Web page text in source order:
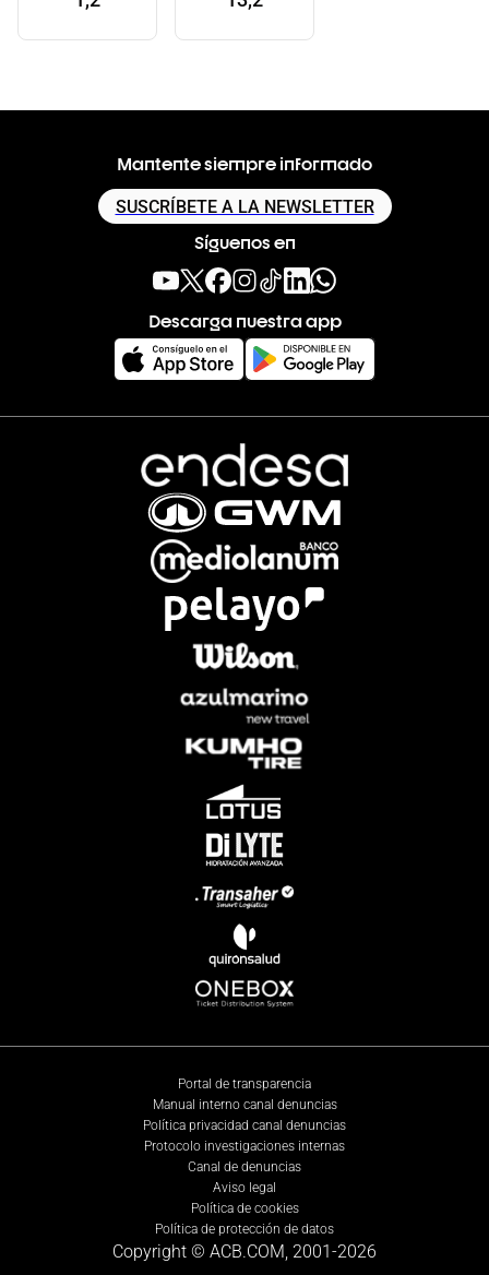
Mantente siempre informado
SUSCRÍBETE A LA NEWSLETTER
Síguenos en
Descarga nuestra app
Portal de transparencia
Manual interno canal denuncias
Política privacidad canal denuncias
Protocolo investigaciones internas
Canal de denuncias
Aviso legal
Política de cookies
Política de protección de datos
Copyright © ACB.COM, 2001-2026